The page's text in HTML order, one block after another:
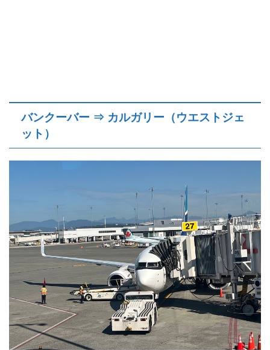
バンクーバー ⇒ カルガリー（ウエストジェ
ット）